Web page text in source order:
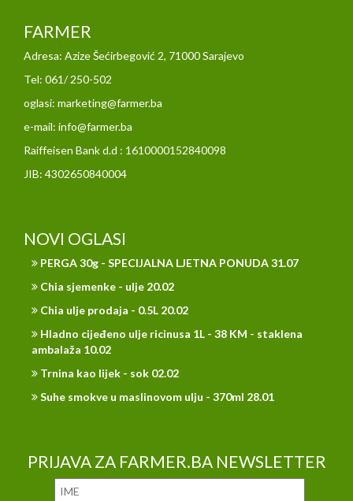
FARMER
Adresa: Azize Šećirbegović 2, 71000 Sarajevo
Tel: 061/ 250-502
oglasi: marketing@farmer.ba
e-mail: info@farmer.ba
Raiffeisen Bank d.d : 1610000152840098
JIB: 4302650840004
NOVI OGLASI
PERGA 30g - SPECIJALNA LJETNA PONUDA 31.07
Chia sjemenke - ulje 20.02
Chia ulje prodaja - 0.5L 20.02
Hladno cijeđeno ulje ricinusa 1L - 38 KM - staklena
ambalaža 10.02
Trnina kao lijek - sok 02.02
Suhe smokve u maslinovom ulju - 370ml 28.01
PRIJAVA ZA FARMER.BA NEWSLETTER